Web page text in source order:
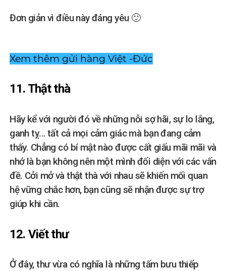
Đơn giản vì điều này đáng yêu 🙂
Xem thêm gửi hàng Việt -Đức
11. Thật thà
Hãy kể với người đó về những nỗi sợ hãi, sự lo lắng,
ganh tỵ… tất cả mọi cảm giác mà bạn đang cảm
thấy. Chẳng có bí mật nào được cất giấu mãi mãi và
nhớ là bạn không nên một mình đối diện với các vấn
đề. Cởi mở và thật thà với nhau sẽ khiến mối quan
hệ vững chắc hơn, bạn cũng sẽ nhận được sự trợ
giúp khi cần.
12. Viết thư
Ở đây, thư vừa có nghĩa là những tấm bưu thiếp